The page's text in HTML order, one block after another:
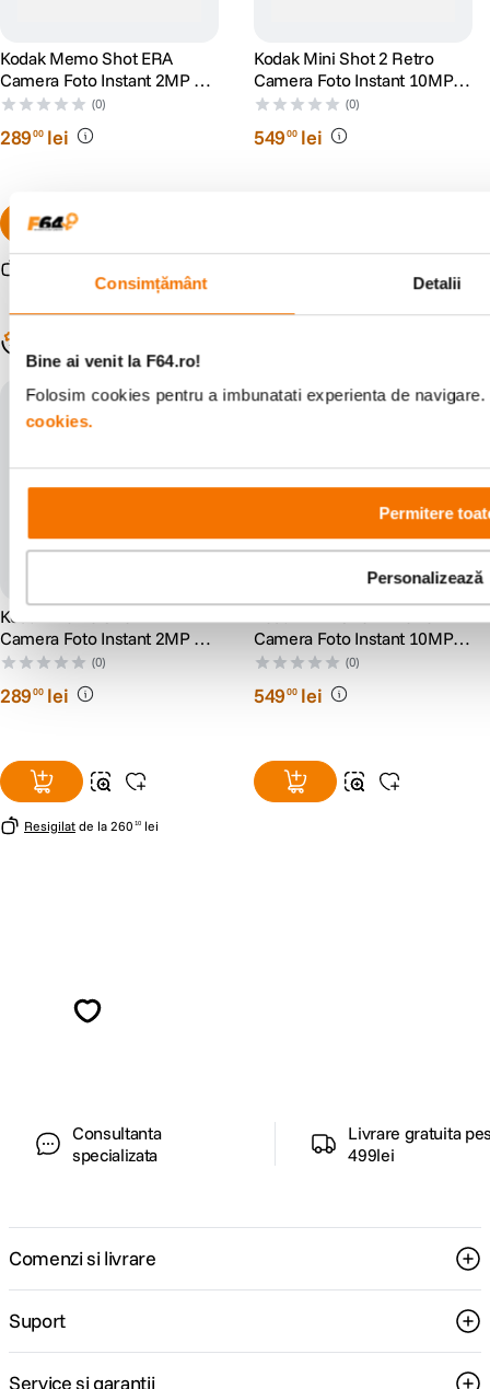
Consimțământ Detalii
Bine ai venit la F64.ro!
Folosim cookies pentru a imbunatati experienta de
cookies.
Permitere
Personalizează
Kodak Memo Shot ERA
Camera Foto Instant 2MP cu
Imprimare pe Coala 46mm
300dpi
(0)
28900 lei
Kodak Mini Shot 2 Retro
Camera Foto Instant 10MP
5.3 x 8.6 cm iOS si Android
(0)
54900 lei
Kodak Memo Shot ERA
Camera Foto Instant 2MP cu
Imprimare pe Coala 46mm
300dpi
(0)
28900 lei
Resigilat de la 260 10 lei
Kodak Mini Shot 2 Retro
Camera Foto Instant 10MP
5.3 x 8.6 cm iOS si Android
(0)
54900 lei
Consultanta
specializata
Livrare gratuita
499lei
Comenzi si livrare
Suport
Service si garantii